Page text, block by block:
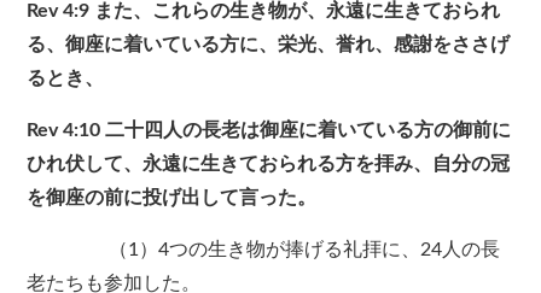
Rev 4:9 また、これらの生き物が、永遠に生きておられ
る、御座に着いている方に、栄光、誉れ、感謝をささげ
るとき、
Rev 4:10 二十四人の長老は御座に着いている方の御前に
ひれ伏して、永遠に生きておられる方を拝み、自分の冠
を御座の前に投げ出して言った。
（1）4つの生き物が捧げる礼拝に、24人の長
老たちも参加した。